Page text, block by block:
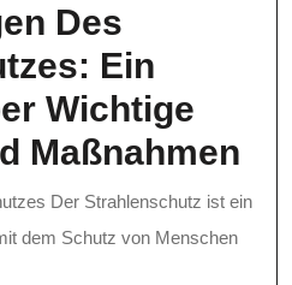
Des
Ein
Wichtige
Maßnahmen
Der Strahlenschutz ist ein
dem Schutz von Menschen